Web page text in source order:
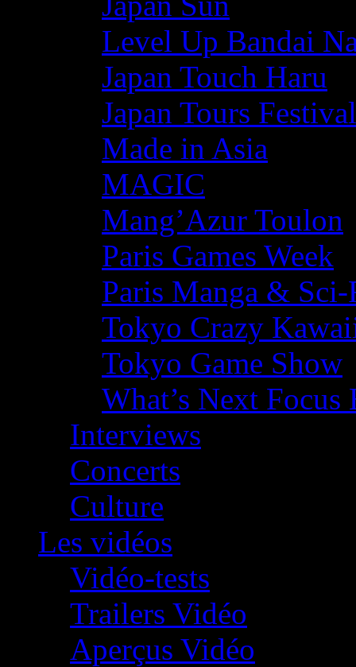
Level Up Bandai
Japan Touch Haru
Japan Tours Festival
Made in Asia
MAGIC
Mang’Azur Toulon
Paris Games Week
Paris Manga &
Tokyo Crazy
Tokyo Game Show
What’s Next
Interviews
Concerts
Culture
Les vidéos
Vidéo-tests
Trailers Vidéo
Aperçus Vidéo